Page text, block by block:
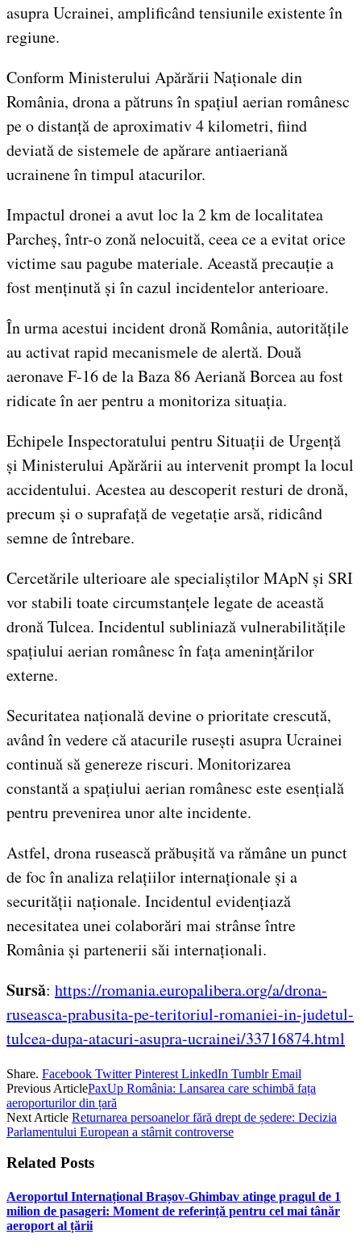
asupra Ucrainei, amplificând tensiunile existente în
regiune.
Conform Ministerului Apărării Naționale din
România, drona a pătruns în spațiul aerian românesc
pe o distanță de aproximativ 4 kilometri, fiind
deviată de sistemele de apărare antiaeriană
ucrainene în timpul atacurilor.
Impactul dronei a avut loc la 2 km de localitatea
Parcheș, într-o zonă nelocuită, ceea ce a evitat orice
victime sau pagube materiale. Această precauție a
fost menținută și în cazul incidentelor anterioare.
În urma acestui incident dronă România, autoritățile
au activat rapid mecanismele de alertă. Două
aeronave F-16 de la Baza 86 Aeriană Borcea au fost
ridicate în aer pentru a monitoriza situația.
Echipele Inspectoratului pentru Situații de Urgență
și Ministerului Apărării au intervenit prompt la locul
accidentului. Acestea au descoperit resturi de dronă,
precum și o suprafață de vegetație arsă, ridicând
semne de întrebare.
Cercetările ulterioare ale specialiștilor MApN și SRI
vor stabili toate circumstanțele legate de această
dronă Tulcea. Incidentul subliniază vulnerabilitățile
spațiului aerian românesc în fața amenințărilor
externe.
Securitatea națională devine o prioritate crescută,
având în vedere că atacurile rusești asupra Ucrainei
continuă să genereze riscuri. Monitorizarea
constantă a spațiului aerian românesc este esențială
pentru prevenirea unor alte incidente.
Astfel, drona rusească prăbușită va rămâne un punct
de foc în analiza relațiilor internaționale și a
securității naționale. Incidentul evidențiază
necesitatea unei colaborări mai strânse între
România și partenerii săi internaționali.
Sursă: https://romania.europalibera.org/a/drona-
ruseasca-prabusita-pe-teritoriul-romaniei-in-judetul-
tulcea-dupa-atacuri-asupra-ucrainei/33716874.html
Share. Facebook Twitter Pinterest LinkedIn Tumblr Email
Previous ArticlePaxUp România: Lansarea care schimbă fața
aeroporturilor din țară
Next Article Returnarea persoanelor fără drept de ședere: Decizia
Parlamentului European a stârnit controverse
Related Posts
Aeroportul Internațional Brașov‑Ghimbav atinge pragul de 1
milion de pasageri: Moment de referință pentru cel mai tânăr
aeroport al țării